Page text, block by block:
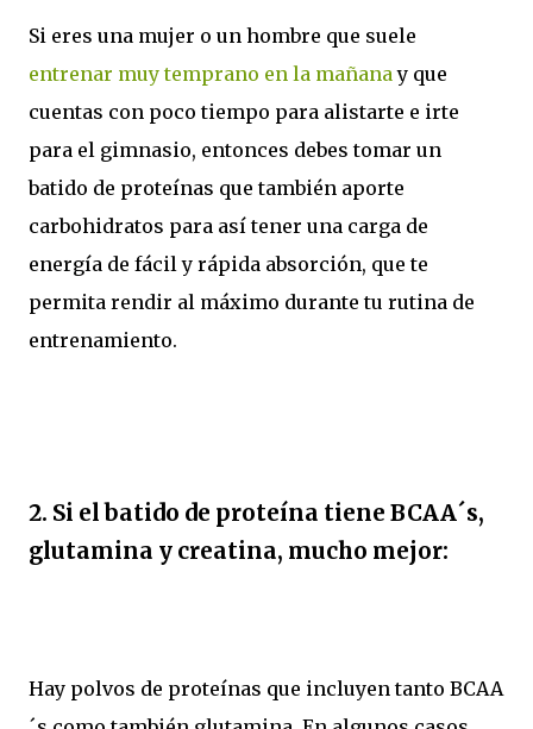
Si eres una mujer o un hombre que suele
entrenar muy temprano en la mañana y que
cuentas con poco tiempo para alistarte e irte
para el gimnasio, entonces debes tomar un
batido de proteínas que también aporte
carbohidratos para así tener una carga de
energía de fácil y rápida absorción, que te
permita rendir al máximo durante tu rutina de
entrenamiento.
2. Si el batido de proteína tiene BCAA´s,
glutamina y creatina, mucho mejor:
Hay polvos de proteínas que incluyen tanto BCAA